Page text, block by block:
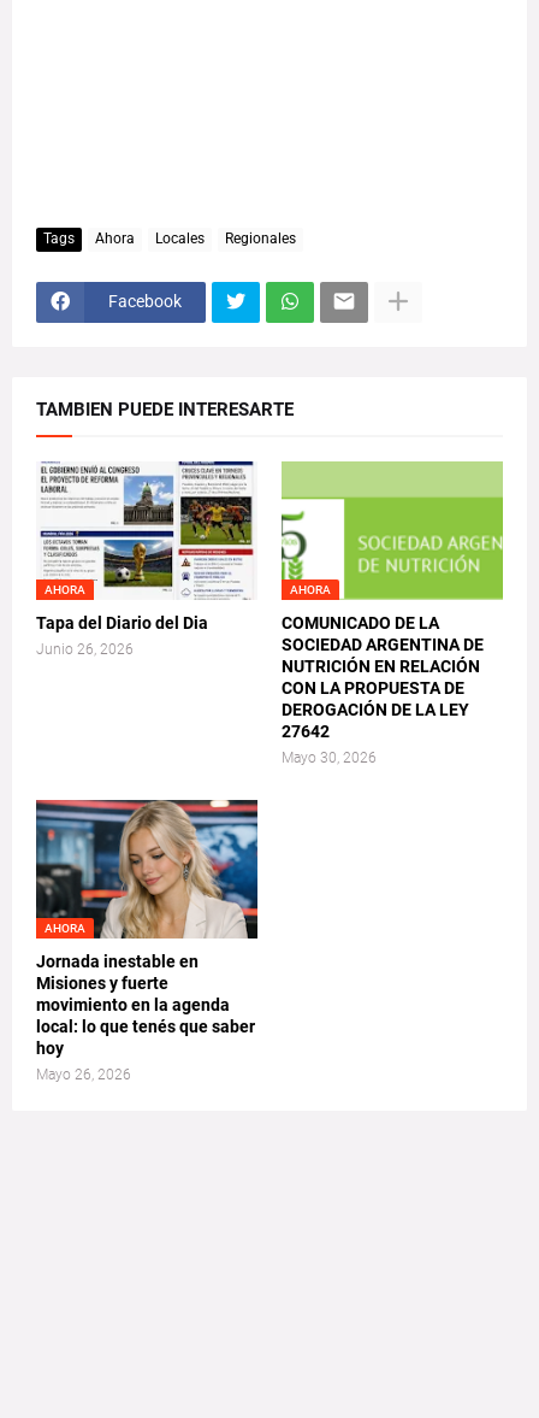
Tags Ahora Locales Regionales
Facebook
TAMBIEN PUEDE INTERESARTE
AHORA
Tapa del Diario del Dia
Junio 26, 2026
AHORA
COMUNICADO DE LA
SOCIEDAD ARGENTINA DE
NUTRICIÓN EN RELACIÓN
CON LA PROPUESTA DE
DEROGACIÓN DE LA LEY
27642
Mayo 30, 2026
AHORA
Jornada inestable en
Misiones y fuerte
movimiento en la agenda
local: lo que tenés que saber
hoy
Mayo 26, 2026